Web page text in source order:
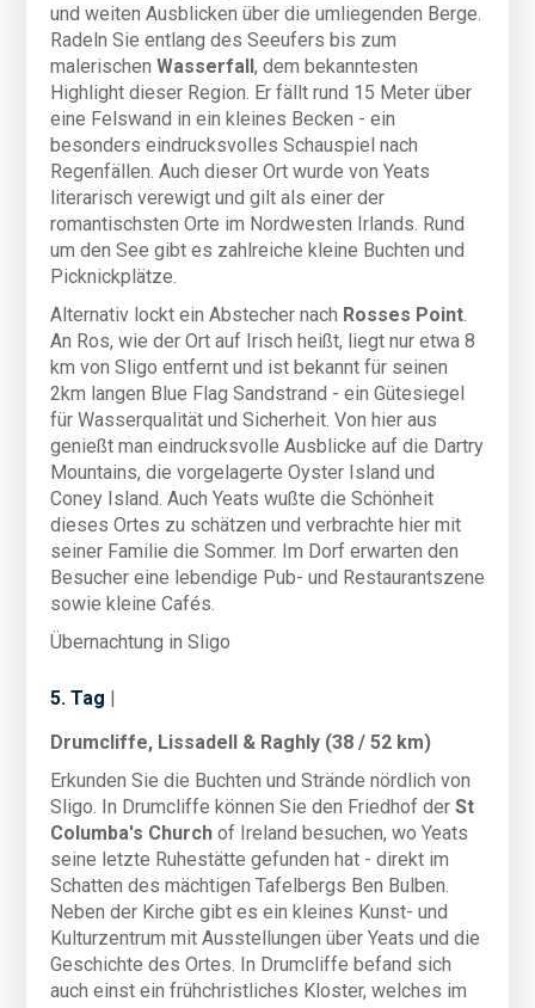
und weiten Ausblicken über die umliegenden Berge.
Radeln Sie entlang des Seeufers bis zum
malerischen Wasserfall, dem bekanntesten
Highlight dieser Region. Er fällt rund 15 Meter über
eine Felswand in ein kleines Becken - ein
besonders eindrucksvolles Schauspiel nach
Regenfällen. Auch dieser Ort wurde von Yeats
literarisch verewigt und gilt als einer der
romantischsten Orte im Nordwesten Irlands. Rund
um den See gibt es zahlreiche kleine Buchten und
Picknickplätze.
Alternativ lockt ein Abstecher nach Rosses Point.
An Ros, wie der Ort auf Irisch heißt, liegt nur etwa 8
km von Sligo entfernt und ist bekannt für seinen
2km langen Blue Flag Sandstrand - ein Gütesiegel
für Wasserqualität und Sicherheit. Von hier aus
genießt man eindrucksvolle Ausblicke auf die Dartry
Mountains, die vorgelagerte Oyster Island und
Coney Island. Auch Yeats wußte die Schönheit
dieses Ortes zu schätzen und verbrachte hier mit
seiner Familie die Sommer. Im Dorf erwarten den
Besucher eine lebendige Pub- und Restaurantszene
sowie kleine Cafés.
Übernachtung in Sligo
5. Tag |
Drumcliffe, Lissadell & Raghly (38 / 52 km)
Erkunden Sie die Buchten und Strände nördlich von
Sligo. In Drumcliffe können Sie den Friedhof der St
Columba's Church of Ireland besuchen, wo Yeats
seine letzte Ruhestätte gefunden hat - direkt im
Schatten des mächtigen Tafelbergs Ben Bulben.
Neben der Kirche gibt es ein kleines Kunst- und
Kulturzentrum mit Ausstellungen über Yeats und die
Geschichte des Ortes. In Drumcliffe befand sich
auch einst ein frühchristliches Kloster, welches im